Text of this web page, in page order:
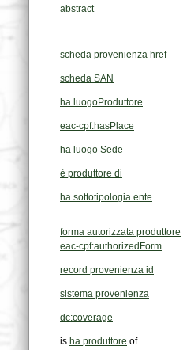
abstract
scheda provenienza href
scheda SAN
ha luogoProduttore
eac-cpf:hasPlace
ha luogo Sede
è produttore di
ha sottotipologia ente
forma autorizzata produttore
eac-cpf:authorizedForm
record provenienza id
sistema provenienza
dc:coverage
is ha produttore of